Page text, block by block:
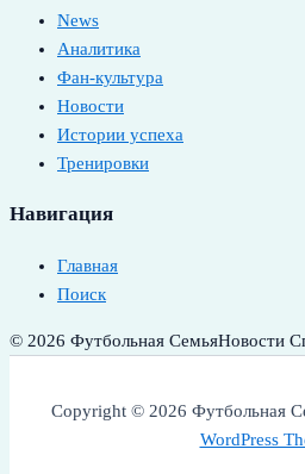
News
Аналитика
Фан-культура
Новости
Истории успеха
Тренировки
Навигация
Главная
Поиск
© 2026 Футбольная СемьяНовости
Copyright © 2026 Футбольная
WordPress